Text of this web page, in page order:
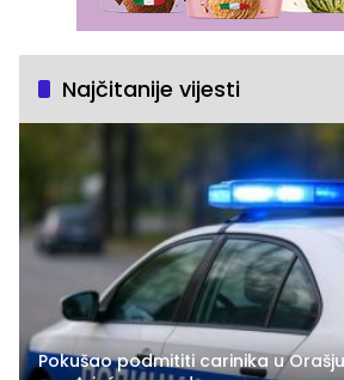
Najčitanije vijesti
Pokušao podmititi carinika u